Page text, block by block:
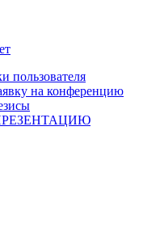
пользователя
на конференцию